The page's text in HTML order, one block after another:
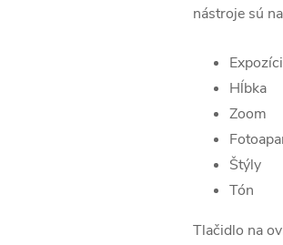
nástroje sú
Hĺbka
Zoom
Štýly
Tón
Tlačidlo na